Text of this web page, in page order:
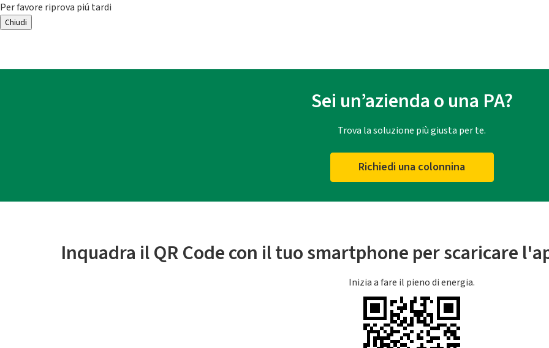
Per favore riprova piú tardi
Chiudi
Sei un’azienda o una PA?
Trova la soluzione più giusta per te.
Richiedi una colonnina
Inquadra il QR Code con il tuo smartphone per scaricare
Inizia a fare il pieno di energia.